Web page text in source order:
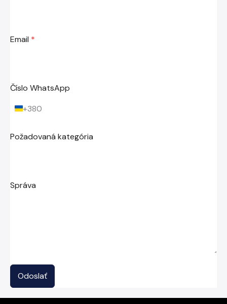
Email *
Číslo WhatsApp
U
a
3
+380
Požadovaná kategória
Správa
Odoslať